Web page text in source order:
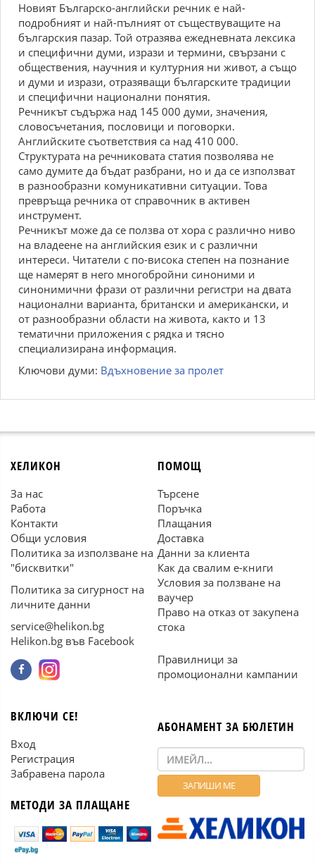
Новият Българско-английски речник е най-
подробният и най-пълният от съществуващите на
българския пазар. Той отразява ежедневната лексика
и специфични думи, изрази и термини, свързани с
обществения, научния и културния ни живот, а също
и думи и изрази, отразяващи българските традиции
и специфични национални понятия.
Речникът съдържа над 145 000 думи, значения,
словосъчетания, пословици и поговорки.
Английските съответствия са над 410 000.
Структурата на речниковата статия позволява не
само думите да бъдат разбрани, но и да се използват
в разнообразни комуникативни ситуации. Това
превръща речника от справочник в активен
инструмент.
Речникът може да се ползва от хора с различно ниво
на владеене на английския език и с различни
интереси. Читатели с по-висока степен на познание
ще намерят в него многобройни синоними и
синонимични фрази от различни регистри на двата
национални варианта, британски и американски, и
от разнообразни области на живота, както и 13
тематични приложения с рядка и тясно
специализирана информация.
Ключови думи: Вдъхновение за пролет
ХЕЛИКОН
За нас
Работа
Контакти
Общи условия
Политика за използване на
"бисквитки"
Политика за сигурност на
личните данни
service@helikon.bg
Helikon.bg във Facebook
ПОМОЩ
Търсене
Поръчка
Плащания
Доставка
Данни за клиента
Как да свалим е-книги
Условия за ползване на
ваучер
Право на отказ от закупена
стока
Правилници за
промоционални кампании
ВКЛЮЧИ СЕ!
Вход
Регистрация
Забравена парола
МЕТОДИ ЗА ПЛАЩАНЕ
АБОНАМЕНТ ЗА БЮЛЕТИН